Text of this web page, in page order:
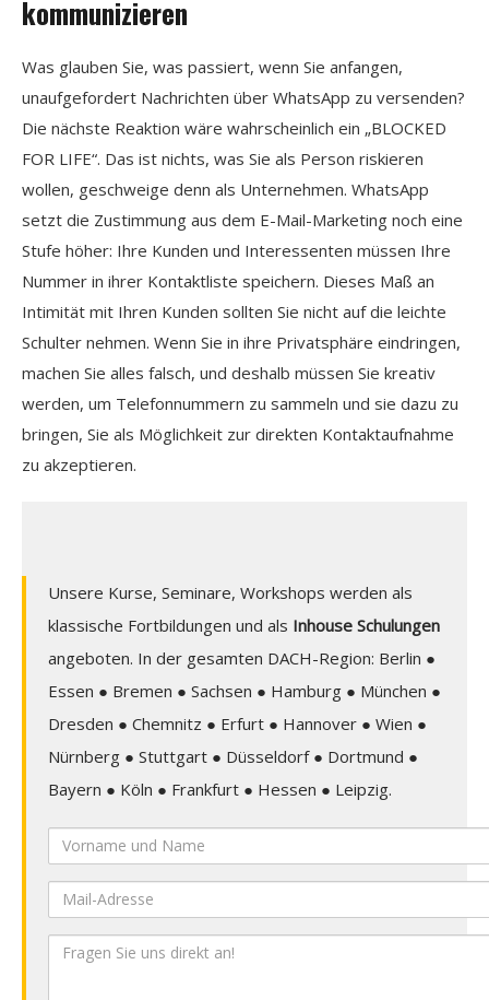
kommunizieren
Was glauben Sie, was passiert, wenn Sie anfangen,
unaufgefordert Nachrichten über WhatsApp zu versenden?
Die nächste Reaktion wäre wahrscheinlich ein „BLOCKED
FOR LIFE“. Das ist nichts, was Sie als Person riskieren
wollen, geschweige denn als Unternehmen. WhatsApp
setzt die Zustimmung aus dem E-Mail-Marketing noch eine
Stufe höher: Ihre Kunden und Interessenten müssen Ihre
Nummer in ihrer Kontaktliste speichern. Dieses Maß an
Intimität mit Ihren Kunden sollten Sie nicht auf die leichte
Schulter nehmen. Wenn Sie in ihre Privatsphäre eindringen,
machen Sie alles falsch, und deshalb müssen Sie kreativ
werden, um Telefonnummern zu sammeln und sie dazu zu
bringen, Sie als Möglichkeit zur direkten Kontaktaufnahme
zu akzeptieren.
Unsere Kurse, Seminare, Workshops werden als
klassische Fortbildungen und als Inhouse Schulungen
angeboten. In der gesamten DACH-Region: Berlin ●
Essen ● Bremen ● Sachsen ● Hamburg ● München ●
Dresden ● Chemnitz ● Erfurt ● Hannover ● Wien ●
Nürnberg ● Stuttgart ● Düsseldorf ● Dortmund ●
Bayern ● Köln ● Frankfurt ● Hessen ● Leipzig.
Vorname
Name
Mail-
Ihre